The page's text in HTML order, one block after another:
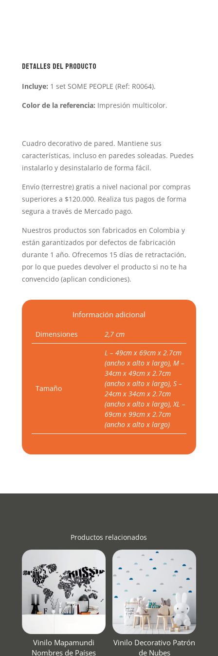
Detalles del producto
Incluye: 1 set SOME PEOPLE (Ref: R0064).
Color de la referencia: Impresión multicolor.
Cuadro decorativo de pared. Mantiene sus
características, incluso en paredes soleadas. Puedes
instalarlo y desinstalarlo de forma fácil.
Envío (terrestre) gratis a nivel nacional por compras
superiores a $120.000. Realiza tus pagos de forma
segura a través de Mercado pago.
Nuestros productos son fabricados en Colombia y
están garantizados por defectos de fabricación
durante 1 año. Ofrecemos 15 días de retractación,
por lo que puedes devolver el producto si no te ha
convencido (aplican condiciones).
Información adicional
Dimensiones 2,7 cm
Tamaño
L – 49cm x 69cm x 2.7cm
(ancho x alto x largo), M –
34cm x 49cm x 2.7cm
(ancho x alto x largo), S –
24cm x 34cm x 2.7cm
(ancho x alto x largo), XL –
69cm x 99cm x 2.7cm
(ancho x alto x largo)
Productos relacionados
Vinilo Mapamundi
Nombres de Países
Vinilo Decorativo Patrón
de Nubes